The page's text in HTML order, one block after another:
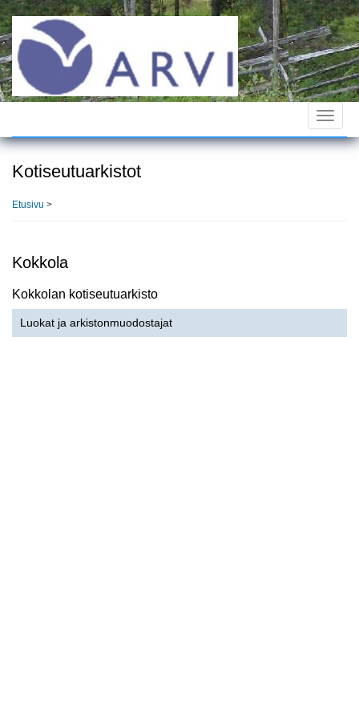
Hyppää
pääsisältöön
Toggle
Kotiseutuarkistot
Etusivu >
Kokkola
Kokkolan kotiseutuarkisto
Luokat ja arkistonmuodostajat